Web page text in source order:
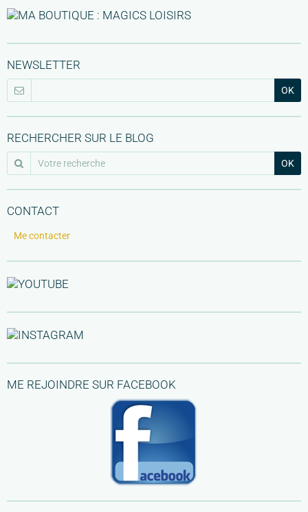
NEWSLETTER
OK
RECHERCHER SUR LE BLOG
OK
CONTACT
Me contacter
ME REJOINDRE SUR FACEBOOK